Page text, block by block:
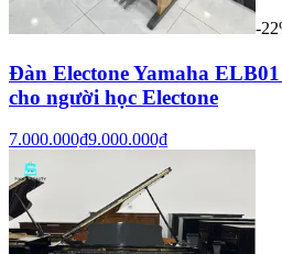
-
Đàn Electone Yamaha
cho người học Electone
7.000.000₫9.000.000₫